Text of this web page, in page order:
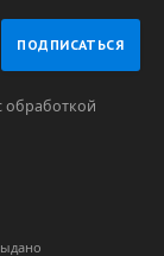
обработкой